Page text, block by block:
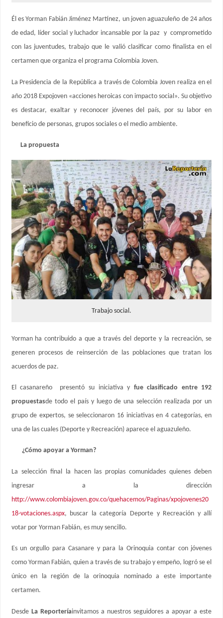
Él es Yorman Fabián Jiménez Martínez, un joven aguazuleño de 24 años
de edad, líder social y luchador incansable por la paz y comprometido
con las juventudes, trabajo que le valió clasificar como finalista en el
certamen que organiza el programa Colombia Joven.
La Presidencia de la República a través de Colombia Joven realiza en el
año 2018 Expojoven «acciones heroicas con impacto social». Su objetivo
es destacar, exaltar y reconocer jóvenes del país, por su labor en
beneficio de personas, grupos sociales o el medio ambiente.
La propuesta
Trabajo social.
Yorman ha contribuido a que a través del deporte y la recreación, se
generen procesos de reinserción de las poblaciones que tratan los
acuerdos de paz.
El casanareño presentó su iniciativa y fue clasificado entre 192
propuestasde todo el país y luego de una selección realizada por un
grupo de expertos, se seleccionaron 16 iniciativas en 4 categorías, en
una de las cuales (Deporte y Recreación) aparece el aguazuleño.
¿Cómo apoyar a Yorman?
La selección final la hacen las propias comunidades quienes deben
ingresar a la dirección
http://www.colombiajoven.gov.co/quehacemos/Paginas/xpojovenes20
18-votaciones.aspx, buscar la categoría Deporte y Recreación y allí
votar por Yorman Fabián, es muy sencillo.
Es un orgullo para Casanare y para la Orinoquia contar con jóvenes
como Yorman Fabián, quien a través de su trabajo y empeño, logró se el
único en la región de la orinoquia nominado a este importante
certamen.
Desde La Reporteríainvitamos a nuestros seguidores a apoyar a este